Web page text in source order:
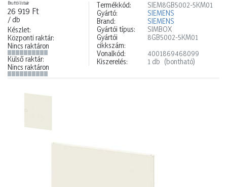
Bruttó listaár
26 919 Ft
/ db
Készlet:
Központi raktár:
Nincs raktáron
Külső raktár:
Nincs raktáron
Termékkód:
SIEM8GB5002-5KM01
Gyártó:
SIEMENS
Brand:
SIEMENS
Gyártói típus:
SIMBOX
Gyártói
cikkszám:
8GB5002-5KM01
Vonalkód:
4001869468099
Kiszerelés:
1 db (bontható)